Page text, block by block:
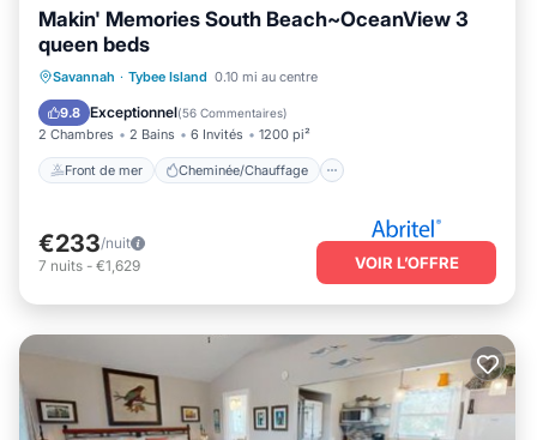
Makin' Memories South Beach~OceanView 3
queen beds
Savannah · Tybee Island 0.10 mi au centre
9.8 Exceptionnel(56 Commentaires)
2 Chambres 2 Bains 6 Invités 1200 pi²
Front de mer Cheminée/Chauffage
Front de mer
Cheminée/Chauffage
Vue sur l’océan
Balcon/Terrasse
€233/nuit
7 nuits - €1,629 VOIR L’OFFRE